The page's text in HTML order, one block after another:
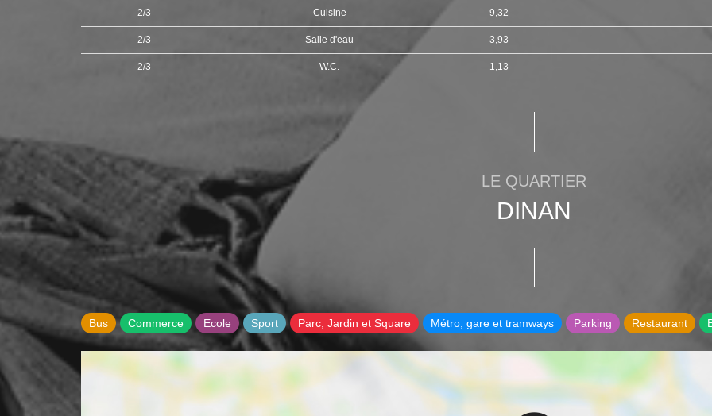
2/3 Cuisine 9,32
2/3 Salle d'eau 3,93
2/3 W.C. 1,13
LE QUARTIER
DINAN
Bus Commerce Ecole Sport Parc, Jardin et Square Métro, gare et tramways Parking Restaurant